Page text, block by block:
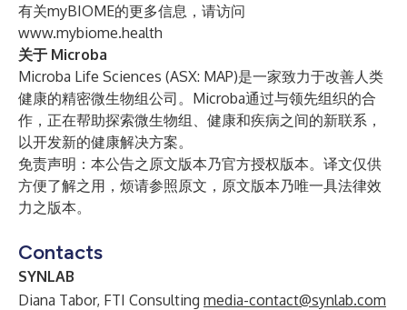
有关myBIOME的更多信息，请访问
www.mybiome.health
关于 Microba
Microba Life Sciences (ASX: MAP)是一家致力于改善人类
健康的精密微生物组公司。Microba通过与领先组织的合
作，正在帮助探索微生物组、健康和疾病之间的新联系，
以开发新的健康解决方案。
免责声明：本公告之原文版本乃官方授权版本。译文仅供
方便了解之用，烦请参照原文，原文版本乃唯一具法律效
力之版本。
Contacts
SYNLAB
Diana Tabor, FTI Consulting media-contact@synlab.com